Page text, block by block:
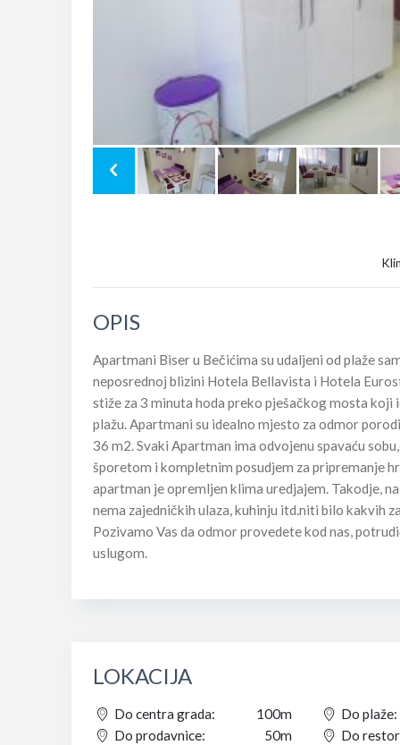
OPIS
Apartmani Biser u Bečićima su udaljeni od plaže
neposrednoj blizini Hotela Bellavista i Hotela
stiže za 3 minuta hoda preko pješačkog mosta
plažu. Apartmani su idealno mjesto za odmor
36 m2. Svaki Apartman ima odvojenu spavaću
šporetom i kompletnim posudjem za pripremanje
apartman je opremljen klima uredjajem. Takodje,
nema zajedničkih ulaza, kuhinju itd.niti bilo kakvih
Pozivamo Vas da odmor provedete kod nas,
uslugom.
LOKACIJA
Do centra grada: 100m
Do plaže:
Do prodavnice:
50m Do